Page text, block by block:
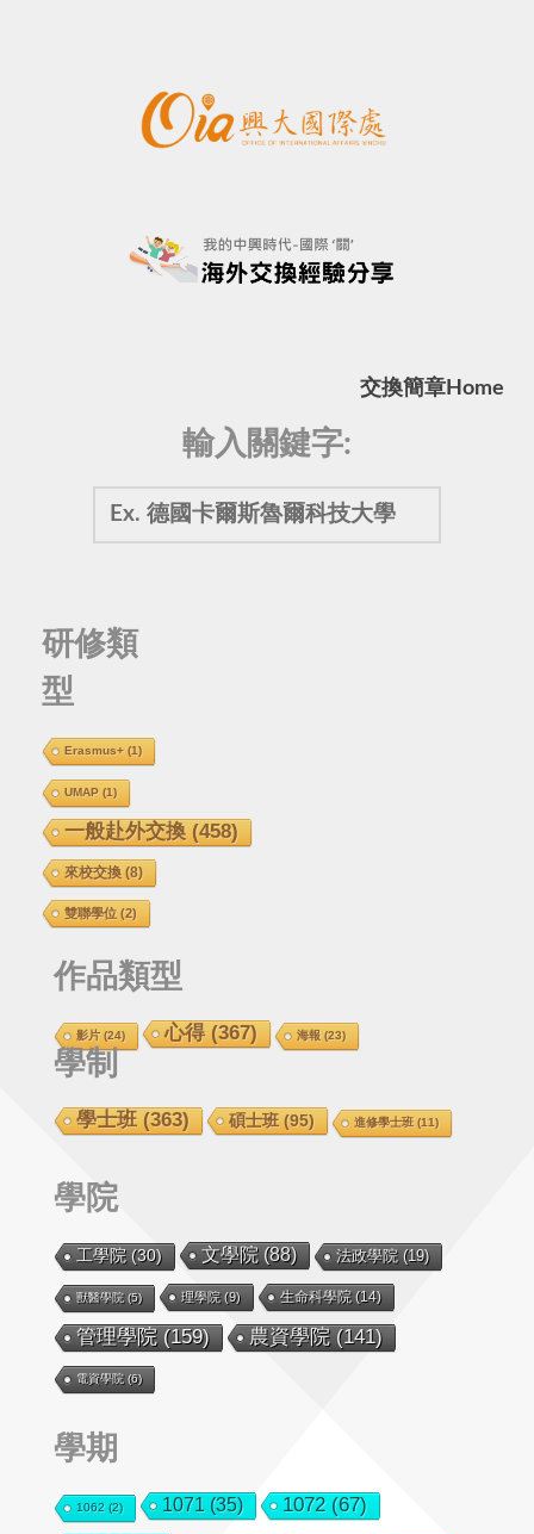
交換簡章 Home
輸入關鍵字:
研修類
型
Erasmus+(1)
UMAP (1)
一般赴外交換(458)
來校交換(8)
雙聯學位 (2)
作品類型
影片(24) 心得(367) 海報 (23)
學制
學士班(363) 碩士班(95) 進修學士班(11)
學院
工學院 (30) 文學院 (88) 法政學院 (19)
獸醫學院(5) 理學院(9) 生命科學院(14)
管理學院 (159) 農資學院 (141)
電資學院(6)
學期
1062 (2) 1071 (35) 1072(67)